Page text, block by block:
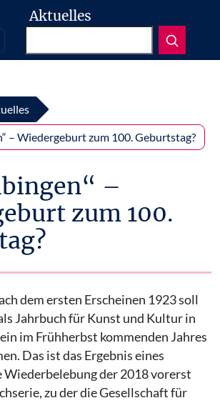
Aktuelles
– Wiedergeburt zum 100. Geburtstag?
–
zum 100.
dem ersten Erscheinen 1923 soll
Jahrbuch für Kunst und Kultur in
im Frühherbst kommenden Jahres
Das ist das Ergebnis eines
Wiederbelebung der 2018 vorerst
zu der die Gesellschaft für